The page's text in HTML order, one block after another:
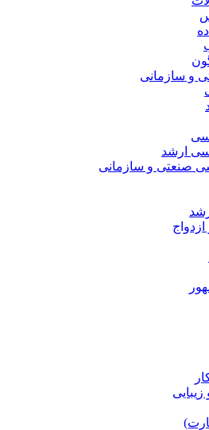
و سازمانی
ارشد
صنعتی و سازمانی
ازدواج